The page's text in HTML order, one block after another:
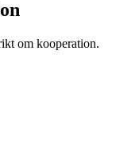
om kooperation.